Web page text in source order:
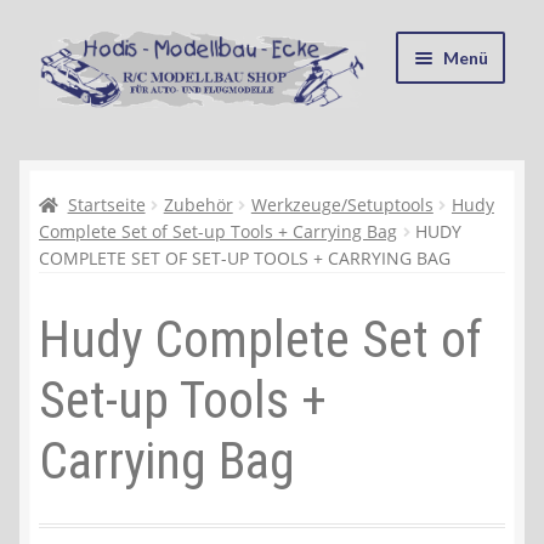
Zur
Navigation
springen
Zum
Inhalt
springen
Menü
Kasse
Mein Konto
Recycling, Entsorgung und Umwelt
Shop
Warenkorb
Ablauf einer Bestellung
Startseite Zubehör Werkzeuge/Setuptools
Hudy
Complete Set of Set-up Tools + Carrying Bag
HUDY
COMPLETE SET OF SET-UP TOOLS + CARRYING BAG
Hudy Complete Set of
Set-up Tools +
Carrying Bag